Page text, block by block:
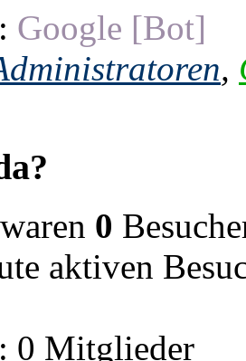
Google [Bot]
,
0
aktiven
0 Mitglieder